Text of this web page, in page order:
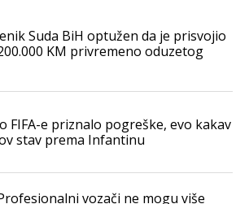
Suda BiH optužen da je prisvojio
KM privremeno oduzetog
FIFA-e priznalo pogreške, evo kakav
stav prema Infantinu
vozači ne mogu više